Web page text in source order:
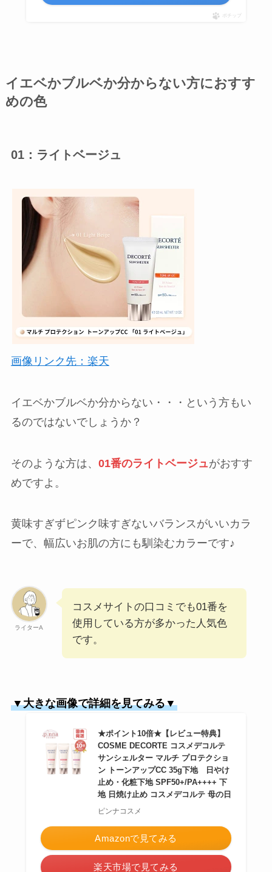
ポチップ
イエベかブルベか分からない方におすす
めの色
01：ライトベージュ
画像リンク先：楽天
イエベかブルベか分からない・・・という方もい
るのではないでしょうか？
そのような方は、 01番のライトベージュがおすす
めですよ。
黄味すぎずピンク味すぎないバランスがいいカラ
ーで、幅広いお肌の方にも馴染むカラーです♪
ライターA
コスメサイトの口コミでも01番を
使用している方が多かった人気色
です。
▼大きな画像で詳細を見てみる▼
★ポイント10倍★【レビュー特典】
COSME DECORTE コスメデコルテ
サンシェルター マルチ プロテクショ
ン トーンアップCC 35g下地 日やけ
止め・化粧下地 SPF50+/PA++++ 下
地 日焼け止め コスメデコルテ 母の日
ピンナコスメ
Amazonで見てみる
楽天市場で見てみる